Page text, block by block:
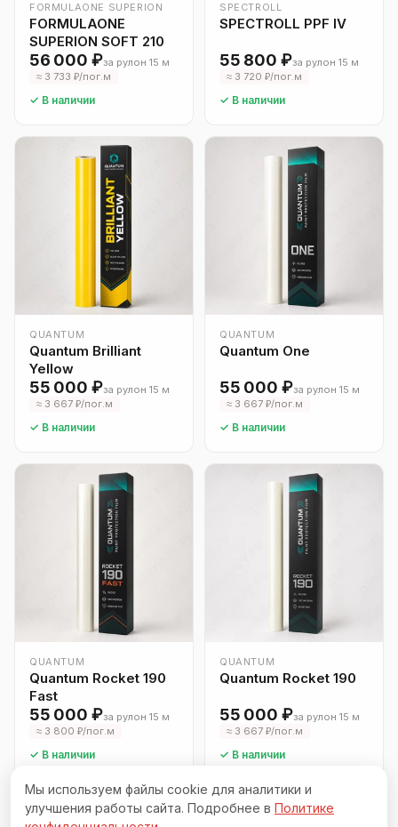
FORMULAONE SUPERION
FORMULAONE
SUPERION SOFT 210
56 000 ₽за рулон 15 м
≈ 3 733 ₽/пог.м
✓ В наличии
SPECTROLL
SPECTROLL PPF IV
55 800 ₽за рулон 15 м
≈ 3 720 ₽/пог.м
✓ В наличии
QUANTUM
Quantum Brilliant
Yellow
55 000 ₽за рулон 15 м
≈ 3 667 ₽/пог.м
✓ В наличии
QUANTUM
Quantum One
55 000 ₽за рулон 15 м
≈ 3 667 ₽/пог.м
✓ В наличии
QUANTUM
Quantum Rocket 190
Fast
55 000 ₽за рулон 15 м
≈ 3 800 ₽/пог.м
✓ В наличии
QUANTUM
Quantum Rocket 190
55 000 ₽за рулон 15 м
≈ 3 667 ₽/пог.м
✓ В наличии
Мы используем файлы cookie для аналитики и
улучшения работы сайта. Подробнее в Политике